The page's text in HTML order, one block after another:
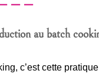
au batch
c’est cette pratique